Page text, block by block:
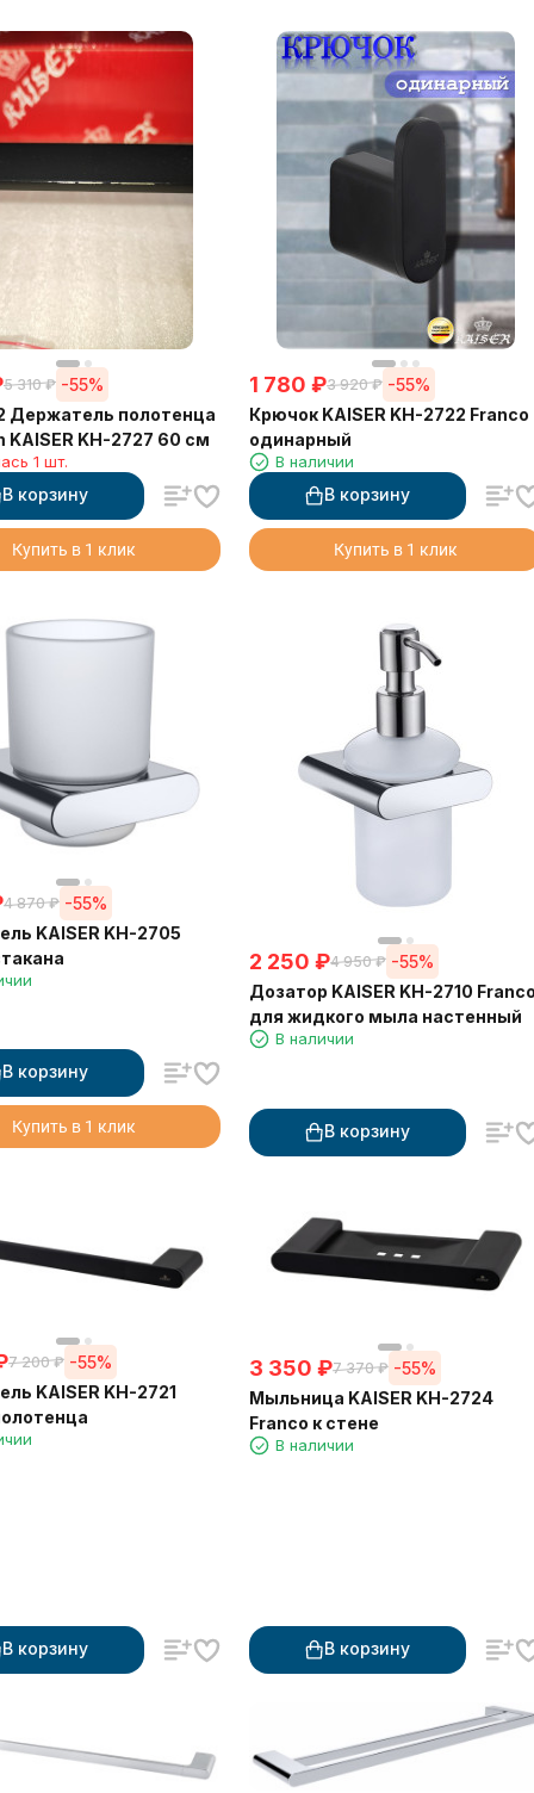
5 310 ₽ -55%
Держатель полотенца
KAISER KH-2727 60 см
1 шт.
В корзину
Купить в 1 клик
1 780 ₽3 920 ₽ -55%
Крючок KAISER KH-2722 Franco
одинарный
В наличии
В корзину
Купить в 1 клик
4 870 ₽ -55%
KAISER KH-2705
В корзину
Купить в 1 клик
2 250 ₽4 950 ₽ -55%
Дозатор KAISER KH-2710
для жидкого мыла настенный
В наличии
В корзину
7 200 ₽ -55%
KAISER KH-2721
В корзину
3 350 ₽7 370 ₽ -55%
Мыльница KAISER KH-2724
Franco к стене
В наличии
В корзину